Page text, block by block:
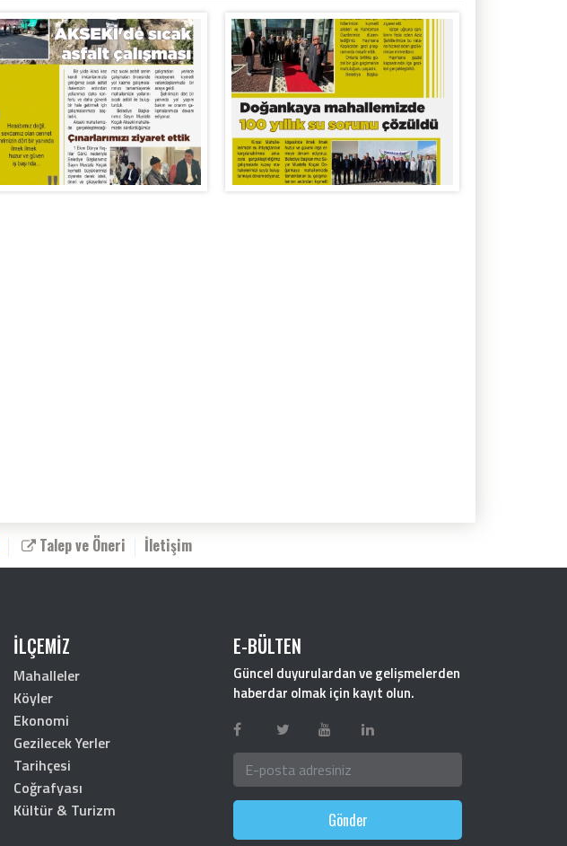
Talep ve Öneri İletişim
İLÇEMİZ
Mahalleler
Köyler
Ekonomi
Gezilecek Yerler
Tarihçesi
Coğrafyası
Kültür & Turizm
E-BÜLTEN
Güncel duyurulardan ve gelişmelerden
haberdar olmak için kayıt olun.
Gönder